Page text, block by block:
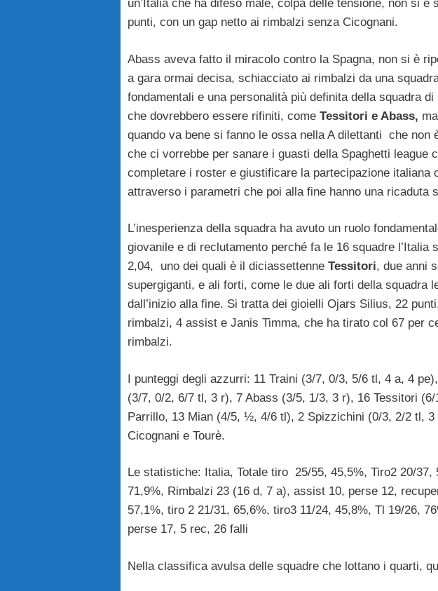
un’Italia che ha difeso male, colpa delle tensione, non si
punti, con un gap netto ai rimbalzi senza Cicognani.
Abass aveva fatto il miracolo contro la Spagna, non si è
a gara ormai decisa, schiacciato ai rimbalzi da una
fondamentali e una personalità più definita della squadra
che dovrebbero essere rifiniti, come Tessitori e Abass,
quando va bene si fanno le ossa nella A dilettanti che non
che ci vorrebbe per sanare i guasti della Spaghetti league
completare i roster e giustificare la partecipazione italiana
attraverso i parametri che poi alla fine hanno una ricaduta
L’inesperienza della squadra ha avuto un ruolo
giovanile e di reclutamento perché fa le 16 squadre l’Italia
2,04, uno dei quali è il diciassettenne Tessitori, due anni
supergiganti, e ali forti, come le due ali forti della squadra
dall’inizio alla fine. Si tratta dei gioielli Ojars Silius, 22
rimbalzi, 4 assist e Janis Timma, che ha tirato col 67 per
rimbalzi.
I punteggi degli azzurri: 11 Traini (3/7, 0/3, 5/6 tl, 4 a, 4
(3/7, 0/2, 6/7 tl, 3 r), 7 Abass (3/5, 1/3, 3 r), 16 Tessitori
Parrillo, 13 Mian (4/5, ½, 4/6 tl), 2 Spizzichini (0/3, 2/2 tl,
Cicognani e Tourè.
Le statistiche: Italia, Totale tiro 25/55, 45,5%, Tiro2 20/37,
71,9%, Rimbalzi 23 (16 d, 7 a), assist 10, perse 12,
57,1%, tiro 2 21/31, 65,6%, tiro3 11/24, 45,8%, Tl 19/26,
perse 17, 5 rec, 26 falli
Nella classifica avulsa delle squadre che lottano i quarti,